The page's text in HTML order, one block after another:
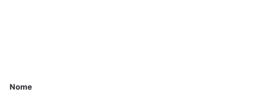
Nome